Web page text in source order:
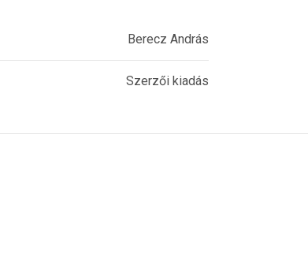
Berecz András
Szerzői kiadás